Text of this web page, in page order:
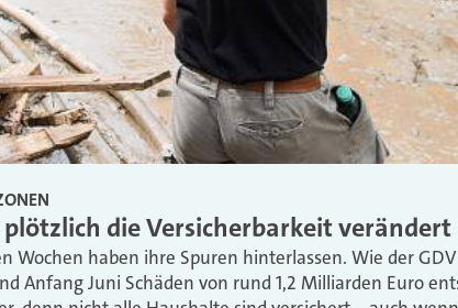
die Versicherbarkeit verändert
Wochen haben ihre Spuren hinterlassen. Wie der
Anfang Juni Schäden von rund 1,2 Milliarden Euro